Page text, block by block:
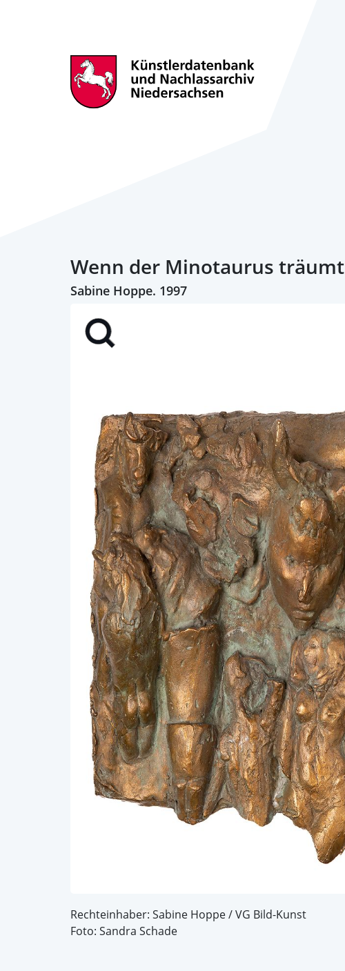
Wenn der Minotaurus träumt
Sabine Hoppe. 1997
Rechteinhaber: Sabine Hoppe / VG Bild-Kunst
Foto: Sandra Schade